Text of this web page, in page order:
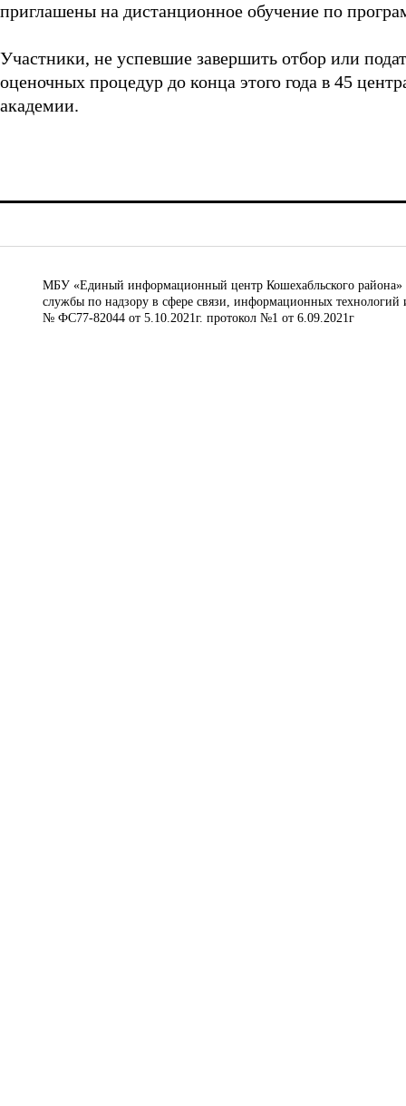
приглашены на дистанционное обучение по
Участники, не успевшие завершить отбор или
оценочных процедур до конца этого года в 45
академии.
МБУ «Единый информационный центр Кошехабльского района»
службы по надзору в сфере связи, информационных
№ ФС77-82044 от 5.10.2021г. протокол №1 от 6.09.2021г